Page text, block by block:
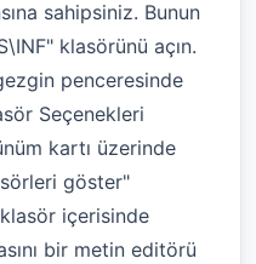
sahipsiniz. Bunun
klasörünü açın.
penceresinde
Seçenekleri
kartı üzerinde
göster"
içerisinde
bir metin editörü